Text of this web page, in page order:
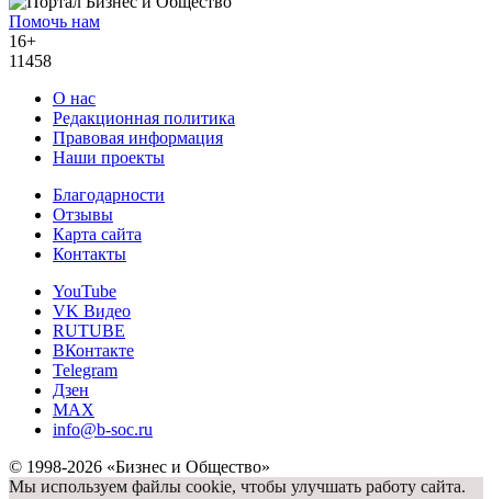
Помочь нам
16+
11458
О нас
Редакционная политика
Правовая информация
Наши проекты
Благодарности
Отзывы
Карта сайта
Контакты
YouTube
VK Видео
RUTUBE
ВКонтакте
Telegram
Дзен
MAX
info@b-soc.ru
© 1998-2026 «Бизнес и Общество»
Мы используем файлы cookie, чтобы улучшать работу сайта.